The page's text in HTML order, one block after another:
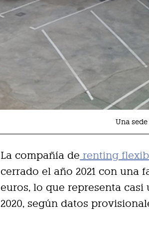
Una sede
La compañía de renting
cerrado el año 2021 con una
euros, lo que representa
2020, según datos